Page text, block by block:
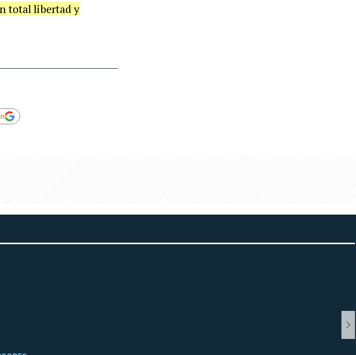
total libertad y